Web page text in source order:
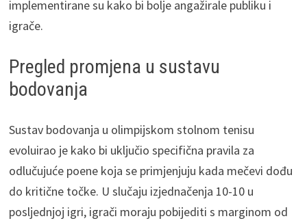
implementirane su kako bi bolje angažirale publiku i
igrače.
Pregled promjena u sustavu
bodovanja
Sustav bodovanja u olimpijskom stolnom tenisu
evoluirao je kako bi uključio specifična pravila za
odlučujuće poene koja se primjenjuju kada mečevi dođu
do kritične točke. U slučaju izjednačenja 10-10 u
posljednjoj igri, igrači moraju pobijediti s marginom od